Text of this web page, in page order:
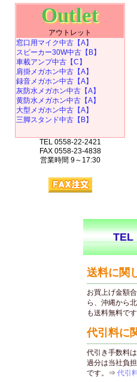
Outlet
アウトレット
窓口用マイク中古【A】
スピーカー30W中古【B】
車載アンプ中古【C】
肩掛メガホン中古【A】
録音メガホン中古【A】
灰防水メガホン中古【A】
黄防水メガホン中古【A】
大型メガホン中古【A】
三脚スタンド中古【B】
TEL 0558-22-2421
FAX 0558-23-4838
営業時間 9～17:30